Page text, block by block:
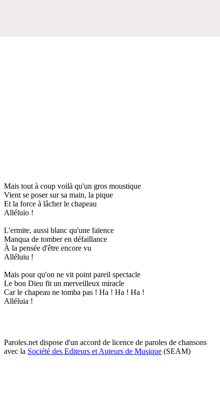
Mais tout à coup voilà qu'un gros moustique
Vient se poser sur sa main, la pique
Et la force à lâcher le chapeau
Alléluio !
L'ermite, aussi blanc qu'une faïence
Manqua de tomber en défaillance
À la pensée d'être encore vu
Alléluiu !
Mais pour qu'on ne vit point pareil spectacle
Le bon Dieu fit un merveilleux miracle
Car le chapeau ne tomba pas ! Ha ! Ha ! Ha !
Alléluia !
Paroles.net dispose d'un accord de licence de paroles de chansons
avec la Société des Editeurs et Auteurs de Musique (SEAM)